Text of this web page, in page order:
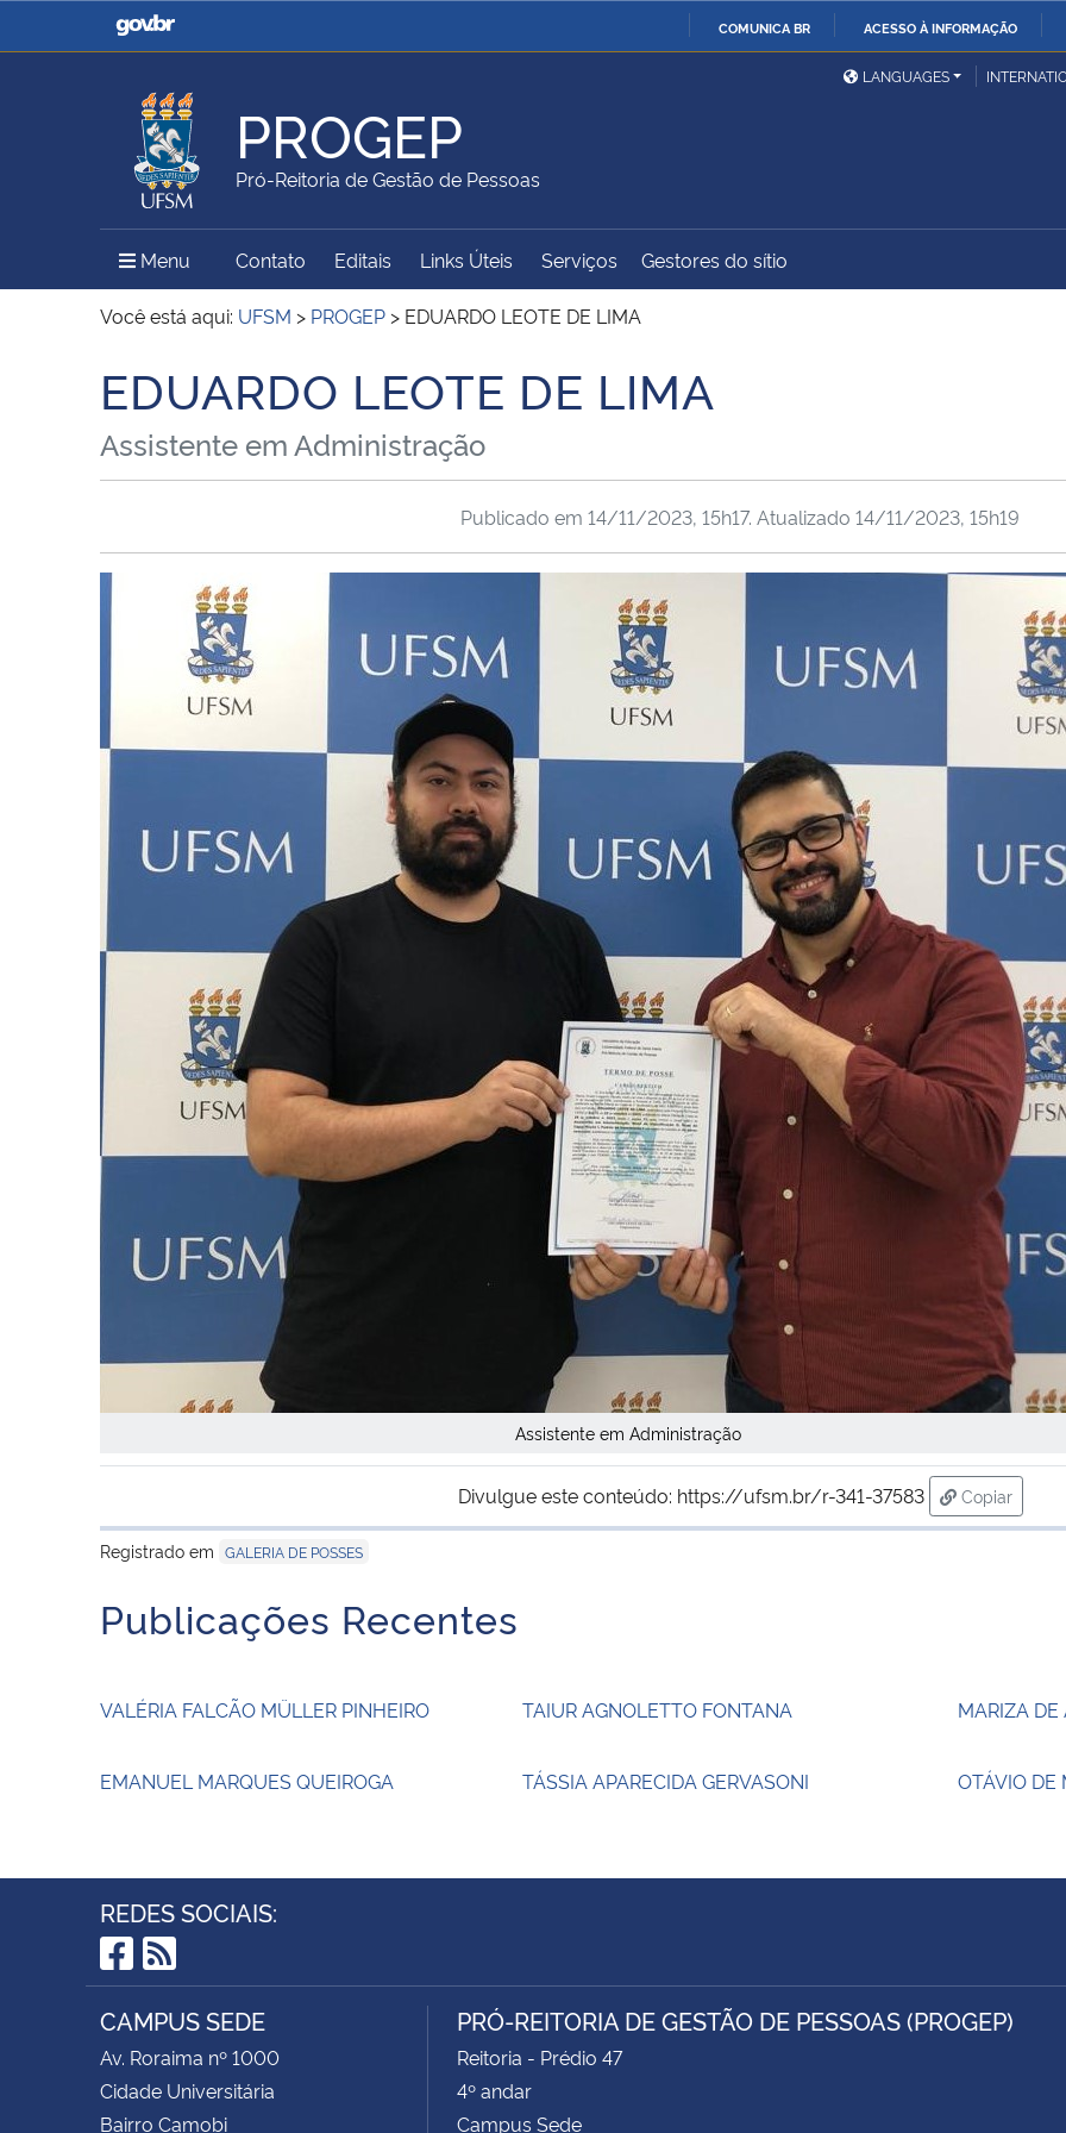
COMUNICA BR ACESSO À INFORMAÇÃO
Casa Civil
Ministério da Justiça e
Ministério da Defesa
Ministério das Relações
Exteriores
Ministério da Agricultura,
Pecuária e Abastecimento
Ministério da Educação
Ministério do Meio Ambiente Ministério do Turismo
Ministério do
Desenvolvimento Regional
Secretaria de Governo
Gabinete de Segurança
Institucional
Advocacia-Geral da União
LANGUAGES
PROGEP
Pró-Reitoria de Gestão de Pessoas
Menu Menu Principal do Sítio
Contato Editais Links Úteis Serviços Gestores do sítio
Você está aqui: UFSM > PROGEP > EDUARDO LEOTE DE LIMA
Início do conteúdo
EDUARDO LEOTE DE LIMA
Assistente em Administração
Publicado em 14/11/2023, 15h17. Atualizado 14/11/2023, 15h19
Assistente em Administração
Divulgue este conteúdo: https://ufsm.br/r-341-37583
Copiar
para área
Registrado em GALERIA DE POSSES
Publicações Recentes
VALÉRIA FALCÃO MÜLLER PINHEIRO TAIUR AGNOLETTO FONTANA MARIZA
EMANUEL MARQUES QUEIROGA TÁSSIA APARECIDA GERVASONI OTÁVIO DE
REDES SOCIAIS:
Facebook
RSS
CAMPUS SEDE
Av. Roraima nº 1000
Cidade Universitária
Bairro Camobi
PRÓ-REITORIA DE GESTÃO DE PESSOAS (PROGEP)
Reitoria - Prédio 47
4º andar
Campus Sede